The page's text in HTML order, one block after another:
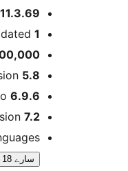
میٹا
11.3.69
1 ہفتہ
5.8 یا ودھ
6.9.6
7.2 یا ودھ
سارے 18 ݙیکھو